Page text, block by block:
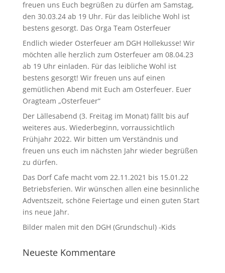
freuen uns Euch begrüßen zu dürfen am Samstag,
den 30.03.24 ab 19 Uhr. Für das leibliche Wohl ist
bestens gesorgt. Das Orga Team Osterfeuer
Endlich wieder Osterfeuer am DGH Hollekusse! Wir
möchten alle herzlich zum Osterfeuer am 08.04.23
ab 19 Uhr einladen. Für das leibliche Wohl ist
bestens gesorgt! Wir freuen uns auf einen
gemütlichen Abend mit Euch am Osterfeuer. Euer
Oragteam „Osterfeuer“
Der Lällesabend (3. Freitag im Monat) fällt bis auf
weiteres aus. Wiederbeginn, vorraussichtlich
Frühjahr 2022. Wir bitten um Verständnis und
freuen uns euch im nächsten Jahr wieder begrüßen
zu dürfen.
Das Dorf Cafe macht vom 22.11.2021 bis 15.01.22
Betriebsferien. Wir wünschen allen eine besinnliche
Adventszeit, schöne Feiertage und einen guten Start
ins neue Jahr.
Bilder malen mit den DGH (Grundschul) -Kids
Neueste Kommentare